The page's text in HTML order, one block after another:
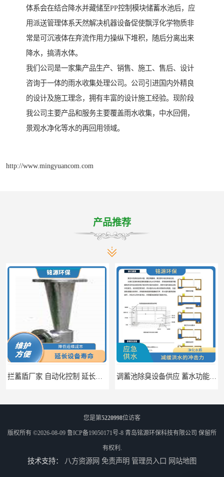
体系会在结合降水并藏储至PP控制模块储蓄水池后，应
用派送管理体系天然解决机器设备促使飘浮化学物质非
常是可沉液体在弃流作用力操纵下堆积，随后分离出来
降水，搞清水体。
我们公司是一家集产品生产、销售、施工、售后、设计
咨询于一体的雨水收集处理公司。公司引进国内外精良
的设计及施工理念，拥有丰富的设计施工经验。现阶段
我公司主要产品和服务主要覆盖雨水收集，中水回佣，
景观水净化等水的再回用领域。
http://www.mingyuancom.com
产品推荐
您是第5220998位访客
版权所有 ©2026-08-09 鲁ICP备19050171号-8 青岛铭源环保科技有限公司 保留所
有权利.
技术支持： 八方资源网 免责声明 管理员入口 网站地图